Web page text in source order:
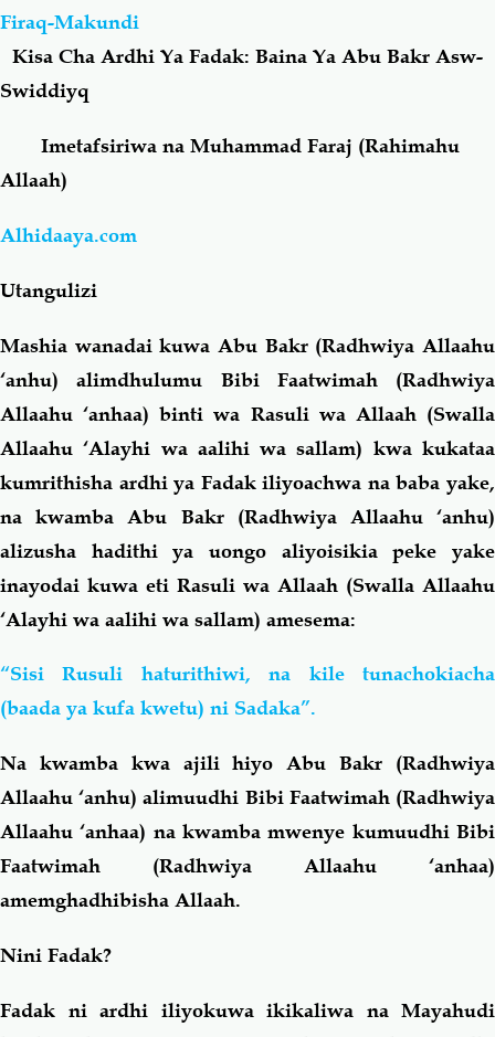
Shirki & Kufru
Salaf Wa Ummah
Duaa-Adhkaar
Fataawa Za Ulamaa
Akhlaaq-Aadaab
Familia-Jamii Maswali-Majibu
Chemsha Bongo Vitabu
Mapishi
Firaq-Makundi
Kisa Cha Ardhi Ya Fadak: Baina Ya Abu Bakr Asw-
Swiddiyq
Imetafsiriwa na Muhammad Faraj (Rahimahu
Allaah)
Alhidaaya.com
Utangulizi
Mashia wanadai kuwa Abu Bakr (Radhwiya Allaahu
‘anhu) alimdhulumu Bibi Faatwimah (Radhwiya
Allaahu ‘anhaa) binti wa Rasuli wa Allaah (Swalla
Allaahu ‘Alayhi wa aalihi wa sallam) kwa kukataa
kumrithisha ardhi ya Fadak iliyoachwa na baba yake,
na kwamba Abu Bakr (Radhwiya Allaahu ‘anhu)
alizusha hadithi ya uongo aliyoisikia peke yake
inayodai kuwa eti Rasuli wa Allaah (Swalla Allaahu
‘Alayhi wa aalihi wa sallam) amesema:
“Sisi Rusuli haturithiwi, na kile tunachokiacha
(baada ya kufa kwetu) ni Sadaka”.
Na kwamba kwa ajili hiyo Abu Bakr (Radhwiya
Allaahu ‘anhu) alimuudhi Bibi Faatwimah (Radhwiya
Allaahu ‘anhaa) na kwamba mwenye kumuudhi Bibi
Faatwimah (Radhwiya Allaahu ‘anhaa)
amemghadhibisha Allaah.
Nini Fadak?
Fadak ni ardhi iliyokuwa ikikaliwa na Mayahudi